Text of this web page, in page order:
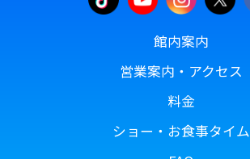
館内案内
営業案内・アクセス
料金
ショー・お食事タイム